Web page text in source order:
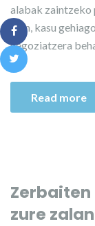
alabak zaintzeko
gain, kasu
negoziatzera
Read more
Zerbaiten
zure